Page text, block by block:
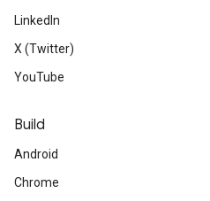
LinkedIn
X (Twitter)
YouTube
Build
Android
Chrome